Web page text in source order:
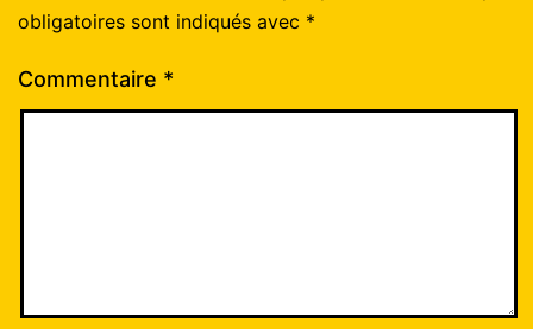
obligatoires sont indiqués avec *
Commentaire *